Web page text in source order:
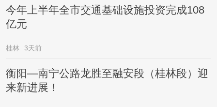
今年上半年全市交通基础设施投资完成108
亿元
桂林 3天前
衡阳—南宁公路龙胜至融安段（桂林段）迎
来新进展！